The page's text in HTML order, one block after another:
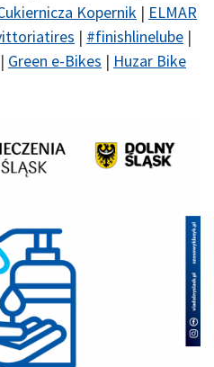
Kopernik | ELMAR
| #finishlinelube |
| Green e-Bikes | Huzar Bike